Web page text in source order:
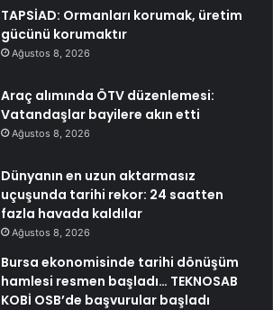
TAPSİAD: Ormanları korumak, üretim
gücünü korumaktır
Ağustos 8, 2026
Araç alımında ÖTV düzenlemesi:
Vatandaşlar bayilere akın etti
Ağustos 8, 2026
Dünyanın en uzun aktarmasız
uçuşunda tarihi rekor: 24 saatten
fazla havada kaldılar
Ağustos 8, 2026
Bursa ekonomisinde tarihi dönüşüm
hamlesi resmen başladı… TEKNOSAB
KOBİ OSB’de başvurular başladı